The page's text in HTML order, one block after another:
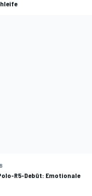
R5-Debüt: Emotionale